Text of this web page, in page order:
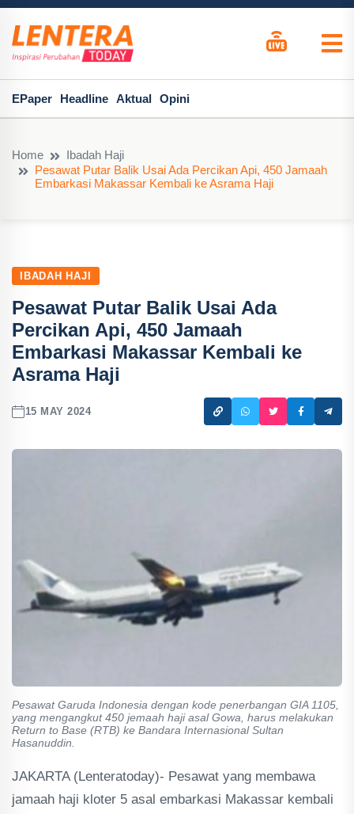
EPaper Headline Aktual Opini
Home
Ibadah Haji
Pesawat Putar Balik Usai Ada Percikan Api, 450 Jamaah
Embarkasi Makassar Kembali ke Asrama Haji
IBADAH HAJI
Pesawat Putar Balik Usai Ada
Percikan Api, 450 Jamaah
Embarkasi Makassar Kembali ke
Asrama Haji
15 MAY 2024
Pesawat Garuda Indonesia dengan kode penerbangan GIA 1105,
yang mengangkut 450 jemaah haji asal Gowa, harus melakukan
Return to Base (RTB) ke Bandara Internasional Sultan
Hasanuddin.
JAKARTA (Lenteratoday)- Pesawat yang membawa
jamaah haji kloter 5 asal embarkasi Makassar kembali